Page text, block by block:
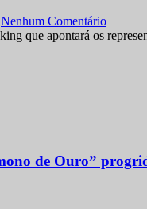
Nenhum Comentário
que apontará os
de Ouro”